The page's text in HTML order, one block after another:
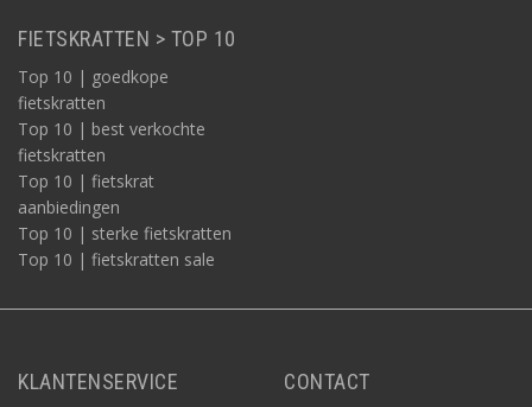
FIETSKRATTEN > TOP 10
Top 10 | goedkope
fietskratten
Top 10 | best verkochte
fietskratten
Top 10 | fietskrat
aanbiedingen
Top 10 | sterke fietskratten
Top 10 | fietskratten sale
KLANTENSERVICE CONTACT